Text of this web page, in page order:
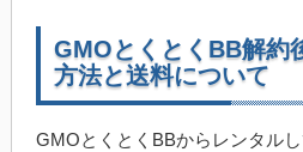
GMOとくとくBB解約
方法と送料について
GMOとくとくBBからレンタルし